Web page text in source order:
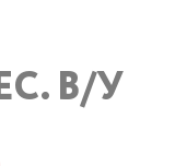
В/У